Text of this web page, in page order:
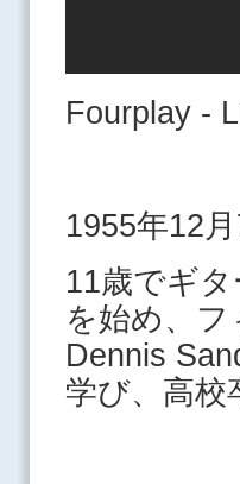
Fourplay -
1955年12
11歳でギ
を始め、フ
Dennis
学び、 高校